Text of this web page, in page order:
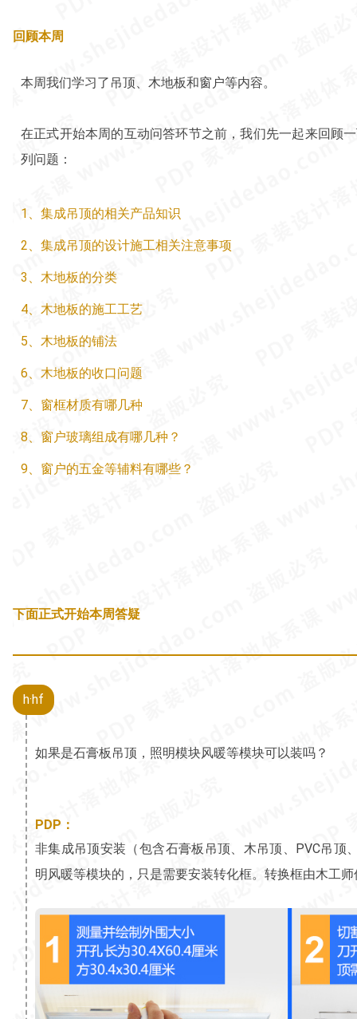
回顾本周
本周我们学习了吊顶、木地板和窗户等内容。
在正式开始本周的互动问答环节之前，我们先一起来回顾
列问题：
1、 集成吊顶的相关产品知识
2、集成吊顶的设计施工相关注意事项
3、木地板的分类
4、木地板的施工工艺
5、木地板的铺法
6、木地板的收口问题
7、窗框材质有哪几种
8、窗户玻璃组成有哪几种？
9、窗户的五金等辅料有哪些？
下面正式开始本周答疑
h·hf
如果是石膏板吊顶，照明模块风暖等模块可以装吗？
PDP：
非集成吊顶安装（包含石膏板吊顶、木吊顶、PVC吊顶
明风暖等模块的，只是需要安装转化框。转换框由木工